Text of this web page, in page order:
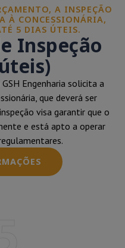
A INSPEÇÃO
À CONCESSIONÁRIA,
5 DIAS ÚTEIS.
Inspeção
Engenharia solicita a
que deverá ser
visa garantir que o
e está apto a operar